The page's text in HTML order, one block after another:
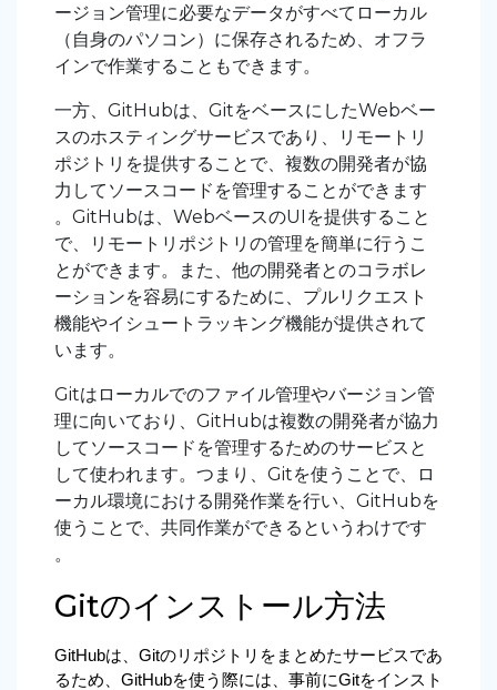
ージョン管理に必要なデータがすべてローカル
（自身のパソコン）に保存されるため、オフラ
インで作業することもできます。
一方、GitHubは、GitをベースにしたWebベー
スのホスティングサービスであり、リモートリ
ポジトリを提供することで、複数の開発者が協
力してソースコードを管理することができます
。GitHubは、WebベースのUIを提供すること
で、リモートリポジトリの管理を簡単に行うこ
とができます。また、他の開発者とのコラボレ
ーションを容易にするために、プルリクエスト
機能やイシュートラッキング機能が提供されて
います。
Gitはローカルでのファイル管理やバージョン管
理に向いており、GitHubは複数の開発者が協力
してソースコードを管理するためのサービスと
して使われます。つまり、Gitを使うことで、ロ
ーカル環境における開発作業を行い、GitHubを
使うことで、共同作業ができるというわけです
。
Gitのインストール方法
GitHubは、Gitのリポジトリをまとめたサービスであ
るため、GitHubを使う際には、事前にGitをインスト